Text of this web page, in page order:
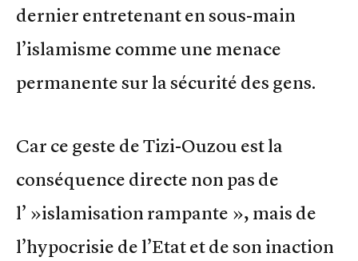
dernier entretenant en sous-main
l’islamisme comme une menace
permanente sur la sécurité des gens.
Car ce geste de Tizi-Ouzou est la
conséquence directe non pas de
l’ »islamisation rampante », mais de
l’hypocrisie de l’Etat et de son inaction